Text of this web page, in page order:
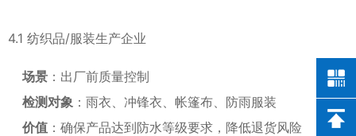
4.1 纺织品/服装生产企业
场景 ：出厂前质量控制
检测对象 ：雨衣、冲锋衣、帐篷布、防雨服装
价值 ：确保产品达到防水等级要求，降低退货风险